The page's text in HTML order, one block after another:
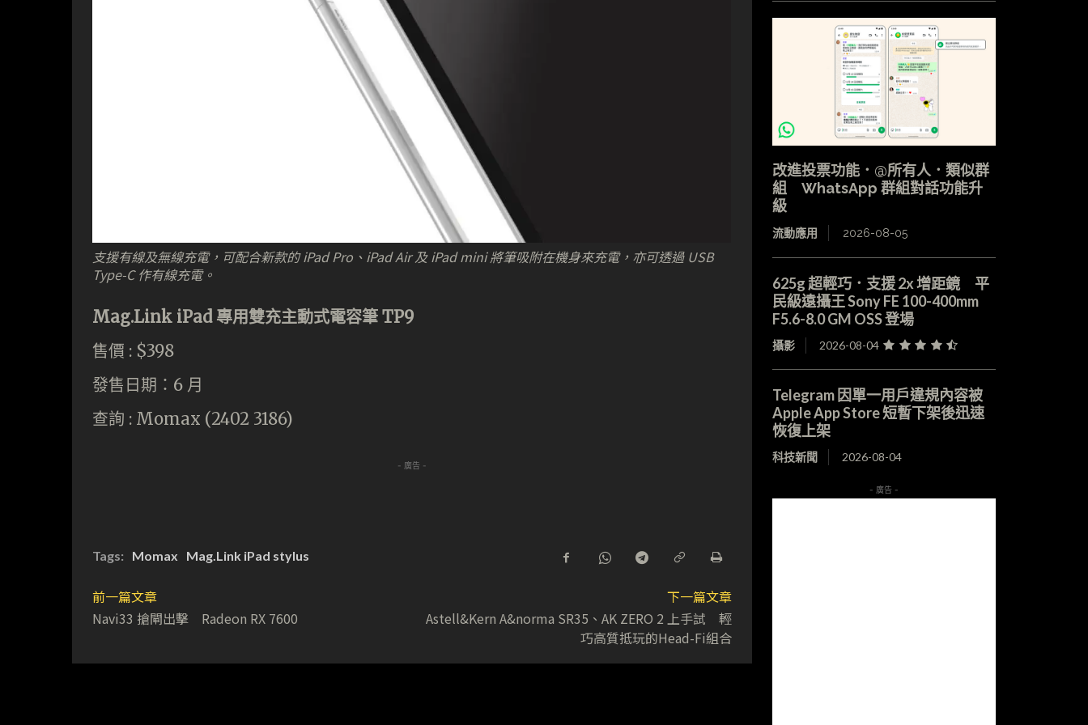
支援有線及無線充電，可配合新款的 iPad Pro、iPad Air 及 iPad mini 將筆吸附在機身來充電，亦可透過 USB
Type-C 作有線充電。
Mag.Link iPad 專用雙充主動式電容筆 TP9
售價 : $398
發售日期：6 月
查詢 : Momax (2402 3186)
- 廣告 -
Tags: Momax Mag.Link iPad stylus
前一篇文章
Navi33 搶閘出擊 Radeon RX 7600
下一篇文章
Astell&Kern A&norma SR35、AK ZERO 2 上手試 輕
巧高質抵玩的Head-Fi組合
改進投票功能．@所有人．類似群
組 WhatsApp 群組對話功能升
級
流動應用 2026-08-05
625g 超輕巧．支援 2x 增距鏡 平
民級遠攝王 Sony FE 100-400mm
F5.6-8.0 GM OSS 登場
攝影 2026-08-04
Telegram 因單一用戶違規內容被
Apple App Store 短暫下架後迅速
恢復上架
科技新聞 2026-08-04
- 廣告 -